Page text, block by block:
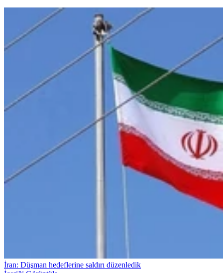
İran: Düşman hedeflerine saldırı düzenledik